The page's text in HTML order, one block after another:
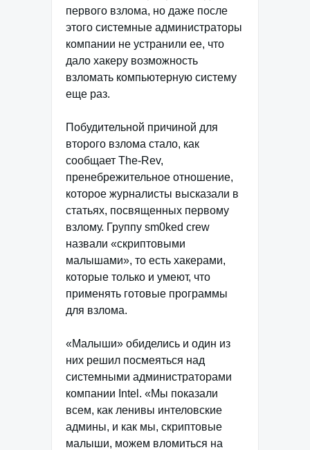
первого взлома, но даже после
этого системные администраторы
компании не устранили ее, что
дало хакеру возможность
взломать компьютерную систему
еще раз.
Побудительной причиной для
второго взлома стало, как
сообщает The-Rev,
пренебрежительное отношение,
которое журналисты высказали в
статьях, посвященных первому
взлому. Группу sm0ked crew
назвали «скриптовыми
малышами», то есть хакерами,
которые только и умеют, что
применять готовые программы
для взлома.
«Малыши» обиделись и один из
них решил посмеяться над
системными администраторами
компании Intel. «Мы показали
всем, как ленивы интеловские
админы, и как мы, скриптовые
малыши, можем вломиться на